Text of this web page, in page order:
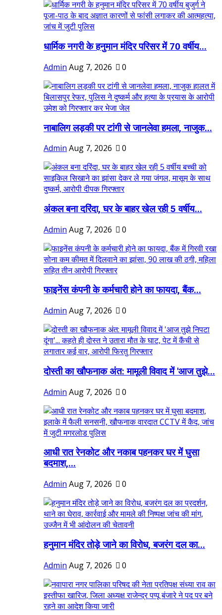
धार्मिक नगरी के हनुमान मंदिर परिसर में 70 वर्षीय...
Admin Aug 7, 2026 0
नाबालिग लड़की पर टांगी से जानलेवा हमला, नाजुक...
Admin Aug 7, 2026 0
अंकल बना दरिंदा, घर के बाहर खेल रही 5 वर्षीय...
Admin Aug 7, 2026 0
फाइनेंस कंपनी के कर्मचारी होने का फायदा, बैंक...
Admin Aug 7, 2026 0
दोस्ती का खौफनाक अंत: मामूली विवाद में 'आज तुझे...
Admin Aug 7, 2026 0
आधी रात रेनकोट और नकाब पहनकर घर में घुसा
बदमाश,...
Admin Aug 7, 2026 0
हनुमान मंदिर तोड़े जाने का विरोध, बजरंग दल का...
Admin Aug 7, 2026 0